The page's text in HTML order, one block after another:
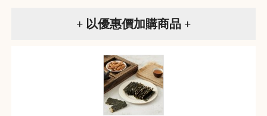
+ 以優惠價加購商品 +